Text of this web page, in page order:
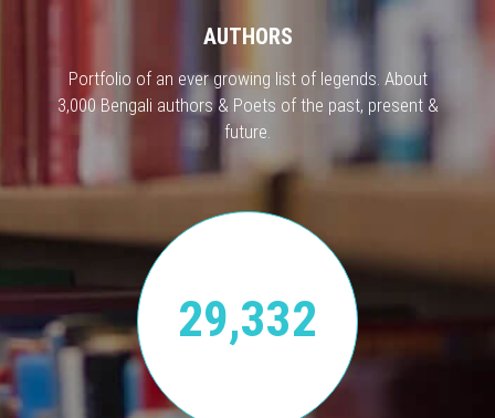
AUTHORS
Portfolio of an ever growing list of legends. About
3,000 Bengali authors & Poets of the past, present &
future.
29,332